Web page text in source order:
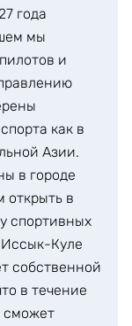
года
мы
и
как в
Азии.
в городе
открыть в
спортивных
Иссык-Куле
собственной
в течение
сможет